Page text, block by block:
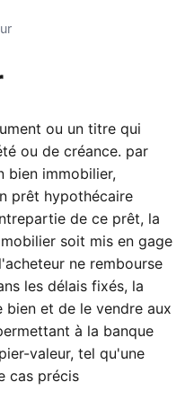
ou un titre qui
ou de créance. par
bien immobilier,
prêt hypothécaire
de ce prêt, la
soit mis en gage
ne rembourse
les délais fixés, la
et de le vendre aux
à la banque
valeur, tel qu'une
cas précis